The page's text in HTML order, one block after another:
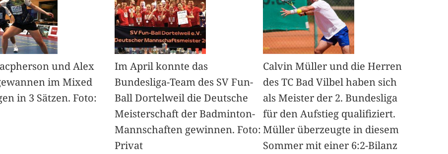
und Alex
im Mixed
in 3 Sätzen. Foto:
Im April konnte das
Bundesliga-Team des SV Fun-
Ball Dortelweil die Deutsche
Meisterschaft der Badminton-
Mannschaften gewinnen. Foto:
Privat
Calvin Müller und die Herren
des TC Bad Vilbel haben sich
als Meister der 2. Bundesliga
für den Aufstieg qualifiziert.
Müller überzeugte in diesem
Sommer mit einer 6:2-Bilanz